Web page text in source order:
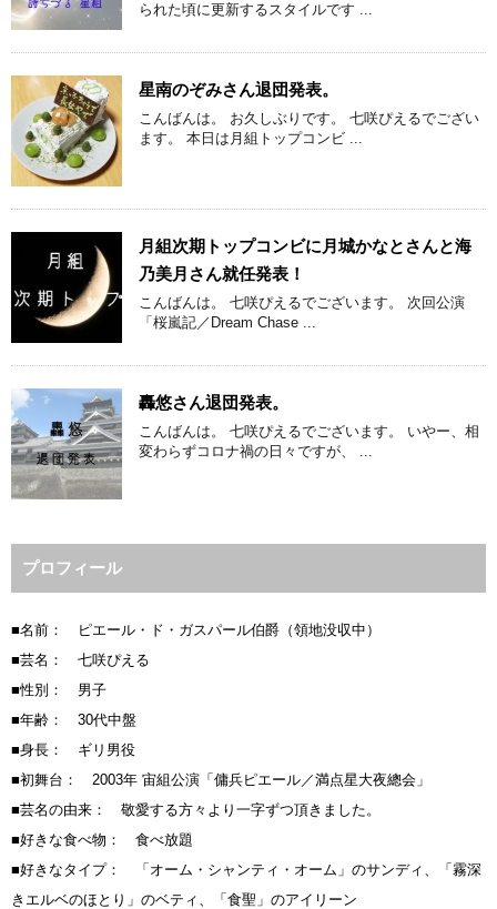
られた頃に更新するスタイルです ...
星南のぞみさん退団発表。
こんばんは。 お久しぶりです。 七咲ぴえるでござい
ます。 本日は月組トップコンビ ...
月組次期トップコンビに月城かなとさんと海
乃美月さん就任発表！
こんばんは。 七咲ぴえるでございます。 次回公演
「桜嵐記／Dream Chase ...
轟悠さん退団発表。
こんばんは。 七咲ぴえるでございます。 いやー、相
変わらずコロナ禍の日々ですが、 ...
プロフィール
■名前： ピエール・ド・ガスパール伯爵（領地没収中）
■芸名： 七咲ぴえる
■性別： 男子
■年齢： 30代中盤
■身長： ギリ男役
■初舞台： 2003年 宙組公演「傭兵ピエール／満点星大夜總会」
■芸名の由来： 敬愛する方々より一字ずつ頂きました。
■好きな食べ物： 食べ放題
■好きなタイプ： 「オーム・シャンティ・オーム」のサンディ、「霧深
きエルベのほとり」のベティ、「食聖」のアイリーン